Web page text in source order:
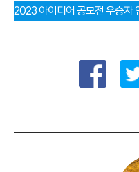
2023 아이디어 공모전 우승자